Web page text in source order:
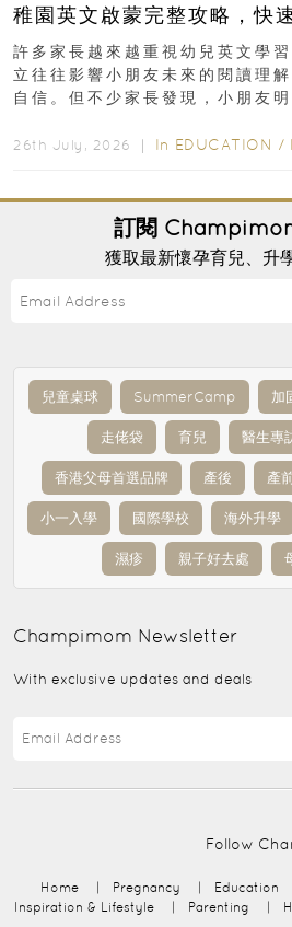
稚園英文啟蒙完整攻略，快
許多家長越來越重視幼兒英文學
立往往影響小朋友未來的閱讀理
自信。但不少家長發現，小朋友
26th July, 2026 ｜ In EDUCATION /
訂閱
獲取最新懷孕育兒、升
兒童桌球 SummerCamp 加
走佬袋 育兒 醫生專
香港父母首選品牌 產後 產
小一入學 國際學校 海外升學
濕疹 親子好去處
Champimom Newsletter
With exclusive updates and deals
Follow
Home | Pregnancy | Education
Inspiration & Lifestyle
| Parenting |